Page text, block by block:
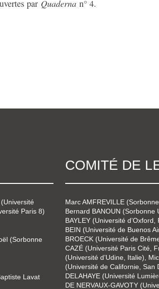
par Quaderna n° 4.
Paris 8)
(Sorbonne
Lavat
COMITÉ DE
Marc AMFREVILLE
Bernard BANOUN (Sorbonne
BAYLEY (Université
BEIN (Université de Buenos
BROECK (Université de
CAZÉ (Université Paris Cité,
(Université d’Udine, Italie),
(Université de Californie, San
DELAHAYE (Université
DE NERVAUX-GAVOTY